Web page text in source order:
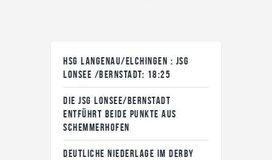
HSG LANGENAU/ELCHINGEN : JSG
LONSEE /BERNSTADT: 18:25
DIE JSG LONSEE/BERNSTADT
ENTFÜHRT BEIDE PUNKTE AUS
SCHEMMERHOFEN
DEUTLICHE NIEDERLAGE IM DERBY